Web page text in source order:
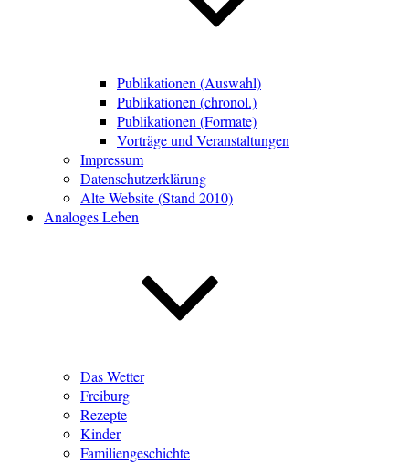
Publikationen (Auswahl)
Publikationen (chronol.)
Publikationen (Formate)
Vorträge und Veranstaltungen
Impressum
Datenschutzerklärung
Alte Website (Stand 2010)
Analoges Leben
Das Wetter
Freiburg
Rezepte
Kinder
Familiengeschichte